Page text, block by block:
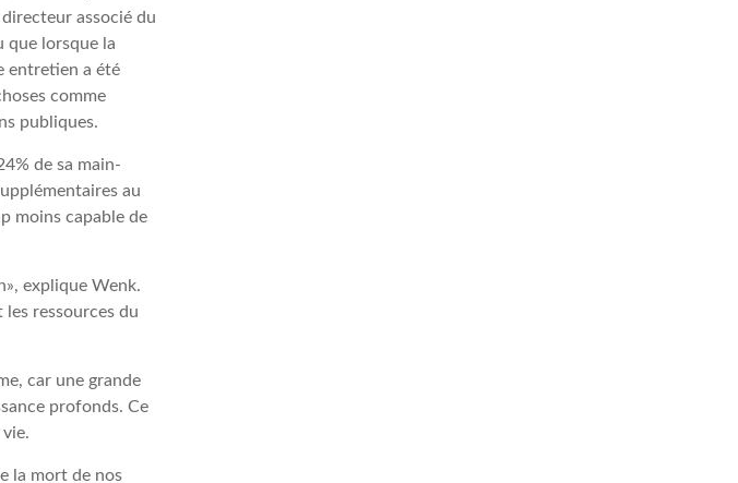
associé du
que lorsque la
entretien a été
comme
publiques.
de sa main-
au
moins capable de
explique Wenk.
ressources du
car une grande
profonds. Ce
la mort de nos